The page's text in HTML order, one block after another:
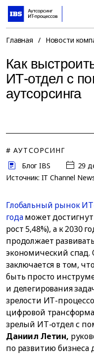
Главная / Новости
Как
ИТ-отдел с
аутсорсинга
# АУТСОРСИНГ
Блог IBS
29
Источник: IT Channel
Глобальный рынок
годаможет
рост 5,48%), а к 2030
продолжает
экономический
заключается в том,
быть просто
и делегирования
зрелости ИТ-
цифровой
зрелый ИТ-отдел с
Даниил Летин,
по развитию бизнеса